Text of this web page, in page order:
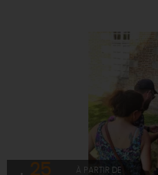
25 À PARTIR DE